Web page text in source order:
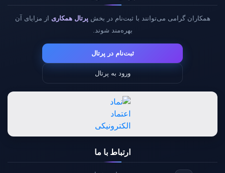
همکاران گرامی می‌توانند با ثبت‌نام در بخش پرتال همکاری از مزایای آن
بهره‌مند شوند.
ثبت‌نام در پرتال
ورود به پرتال
ارتباط با ما